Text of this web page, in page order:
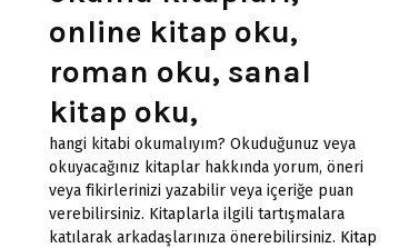
online kitap oku,
roman oku, sanal
kitap oku,
hangi kitabi okumalıyım? Okuduğunuz veya
okuyacağınız kitaplar hakkında yorum, öneri
veya fikirlerinizi yazabilir veya içeriğe puan
verebilirsiniz. Kitaplarla ilgili tartışmalara
katılarak arkadaşlarınıza önerebilirsiniz. Kitap